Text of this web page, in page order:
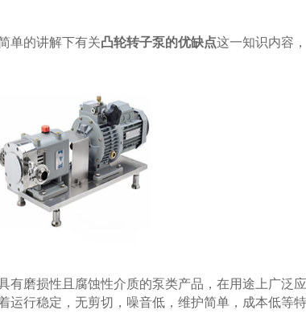
单的讲解下有关凸轮转子泵的优缺点这一知识内容
有磨损性且腐蚀性介质的泵类产品，在用途上广泛
行稳定，无剪切，噪音低，维护简单，成本低等特